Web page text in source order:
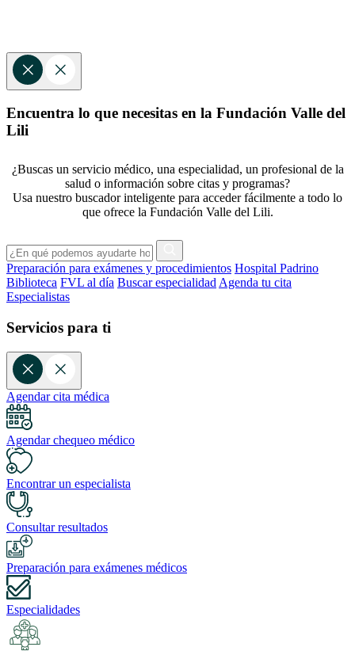
Encuentra lo que necesitas en la Fundación Valle del
Lili
¿Buscas un servicio médico, una especialidad, un profesional de la
salud o información sobre citas y programas?
Usa nuestro buscador inteligente para acceder fácilmente a todo lo
que ofrece la Fundación Valle del Lili.
Preparación para exámenes y procedimientos Hospital Padrino
Biblioteca FVL al día Buscar especialidad Agenda tu cita
Especialistas
Servicios para ti
Agendar cita médica
Agendar chequeo médico
Encontrar un especialista
Consultar resultados
Preparación para exámenes médicos
Especialidades